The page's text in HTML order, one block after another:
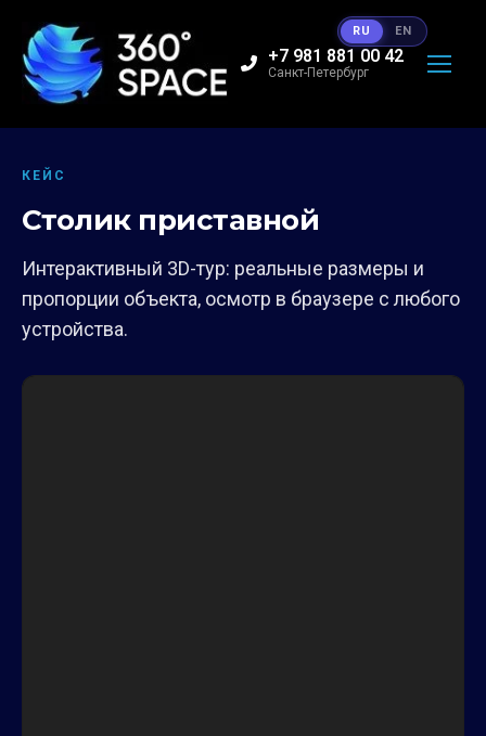
+7 981 881 00 42
Санкт-Петербург
КЕЙС
Столик приставной
Интерактивный 3D-тур: реальные размеры и
пропорции объекта, осмотр в браузере с любого
устройства.
RU EN